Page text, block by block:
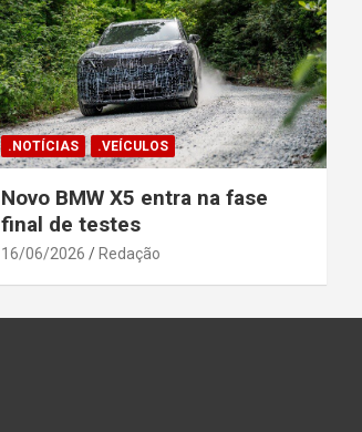
.NOTÍCIAS .VEÍCULOS
Novo BMW X5 entra na fase
final de testes
16/06/2026 Redação